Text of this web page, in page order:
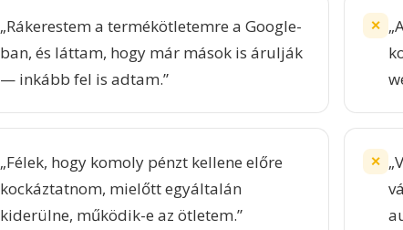
„Rákerestem a termékötletemre a Google-
ban, és láttam, hogy már mások is árulják
— inkább fel is adtam.”
✕
„Félek, hogy komoly pénzt kellene előre
kockáztatnom, mielőtt egyáltalán
kiderülne, működik-e az ötletem.”
✕